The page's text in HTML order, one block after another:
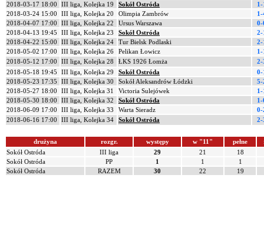
2018-03-17 18:00
III liga, Kolejka 19 Sokół Ostróda
1-
2018-03-24 15:00
III liga, Kolejka 20 Olimpia Zambrów
1-
2018-04-07 17:00
III liga, Kolejka 22 Ursus Warszawa
0-
2018-04-13 19:45
III liga, Kolejka 23 Sokół Ostróda
2-
2018-04-22 15:00
III liga, Kolejka 24 Tur Bielsk Podlaski
2-
2018-05-02 17:00
III liga, Kolejka 26 Pelikan Łowicz
1-
2018-05-12 17:00
III liga, Kolejka 28 ŁKS 1926 Łomża
2-
2018-05-18 19:45
III liga, Kolejka 29 Sokół Ostróda
0-
2018-05-23 17:35
III liga, Kolejka 30 Sokół Aleksandrów Łódzki
5-
2018-05-27 18:00
III liga, Kolejka 31 Victoria Sulejówek
1-
2018-05-30 18:00
III liga, Kolejka 32 Sokół Ostróda
1-
2018-06-09 17:00
III liga, Kolejka 33 Warta Sieradz
0-
2018-06-16 17:00
III liga, Kolejka 34 Sokół Ostróda 2-
drużyna rozgr. występy w "11" pełne
Sokół Ostróda
III liga 29 21
18
Sokół Ostróda
PP 1 1
1
Sokół Ostróda
RAZEM 30 22 19